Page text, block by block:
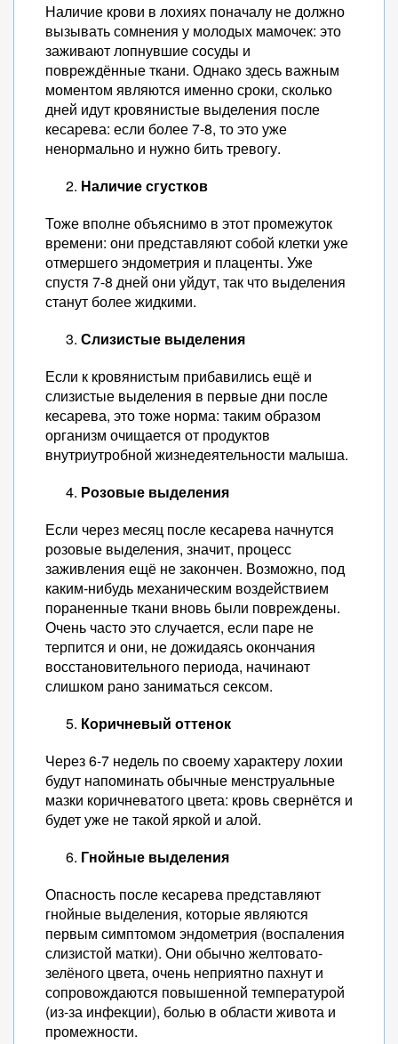
Наличие крови в лохиях поначалу не должно
вызывать сомнения у молодых мамочек: это
заживают лопнувшие сосуды и
повреждённые ткани. Однако здесь важным
моментом являются именно сроки, сколько
дней идут кровянистые выделения после
кесарева: если более 7-8, то это уже
ненормально и нужно бить тревогу.
Наличие сгустков
Тоже вполне объяснимо в этот промежуток
времени: они представляют собой клетки уже
отмершего эндометрия и плаценты. Уже
спустя 7-8 дней они уйдут, так что выделения
станут более жидкими.
Слизистые выделения
Если к кровянистым прибавились ещё и
слизистые выделения в первые дни после
кесарева, это тоже норма: таким образом
организм очищается от продуктов
внутриутробной жизнедеятельности малыша.
Розовые выделения
Если через месяц после кесарева начнутся
розовые выделения, значит, процесс
заживления ещё не закончен. Возможно, под
каким-нибудь механическим воздействием
пораненные ткани вновь были повреждены.
Очень часто это случается, если паре не
терпится и они, не дожидаясь окончания
восстановительного периода, начинают
слишком рано заниматься сексом.
Коричневый оттенок
Через 6-7 недель по своему характеру лохии
будут напоминать обычные менструальные
мазки коричневатого цвета: кровь свернётся и
будет уже не такой яркой и алой.
Гнойные выделения
Опасность после кесарева представляют
гнойные выделения, которые являются
первым симптомом эндометрия (воспаления
слизистой матки). Они обычно желтовато-
зелёного цвета, очень неприятно пахнут и
сопровождаются повышенной температурой
(из-за инфекции), болью в области живота и
промежности.